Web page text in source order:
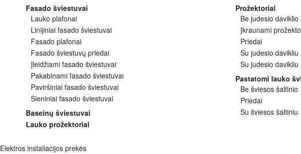
Fasado šviestuvai
Lauko plafonai
Linijiniai fasado šviestuvai
Fasado plafonai
Fasado šviestuvų priedai
Įleidžiami fasado šviestuvai
Pakabinami fasado šviestuvai
Paviršiniai fasado šviestuvai
Sieniniai fasado šviestuvai
Baseinų šviestuvai
Lauko prožektoriai
Prožektoriai
Be judesio daviklio
Įkraunami
Priedai
Su judesio davikliu
Su judesio davikliu
Pastatomi lauko
Be šviesos šaltinio
Priedai
Su šviesos šaltiniu
Elektros instaliacijos prekės